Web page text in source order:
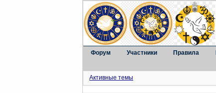
Форум Участники Правила
Активные темы